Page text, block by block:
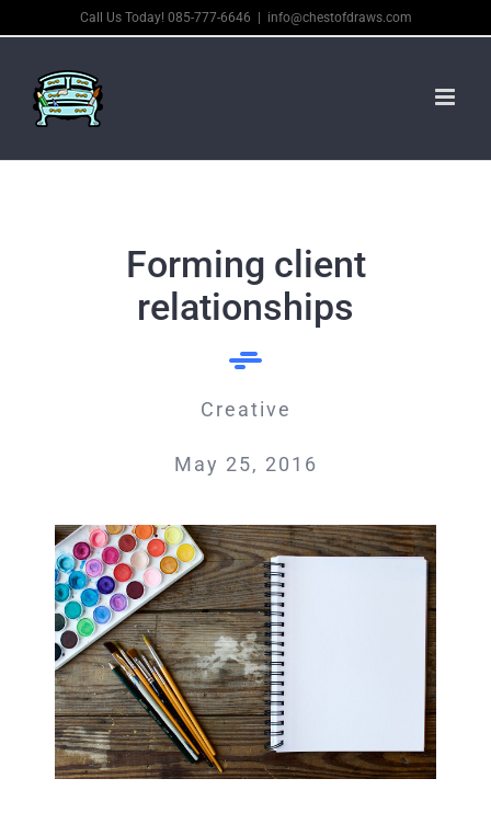
content
Call Us Today! 085-777-6646 info@chestofdraws.com
Forming client
relationships
Creative
May 25, 2016